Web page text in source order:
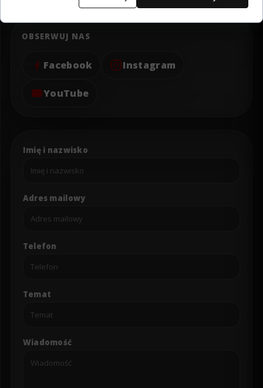
OBSERWUJ NAS
Facebook Instagram
YouTube
Imię i nazwisko
Adres mailowy
Telefon
Temat
Wiadomość